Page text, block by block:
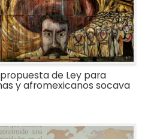
de Ley para
y afromexicanos socava